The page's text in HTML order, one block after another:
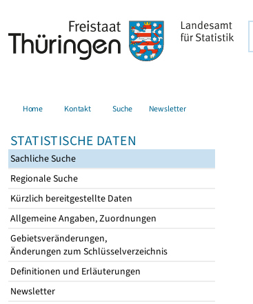
Home Kontakt Suche Newsletter
STATISTISCHE DATEN
Sachliche Suche
Regionale Suche
Kürzlich bereitgestellte Daten
Allgemeine Angaben, Zuordnungen
Gebietsveränderungen,
Änderungen zum Schlüsselverzeichnis
Definitionen und Erläuterungen
Newsletter